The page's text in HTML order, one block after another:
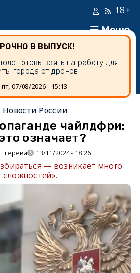
Меню
18+
В ВЫПУСК!
готовы взять на работу для
города от дронов
пт, 07/08/2026 - 15:13
Новости России
чайлдфри:
означает?
13/11/2024 - 18:26
— возникает много
сложностей».